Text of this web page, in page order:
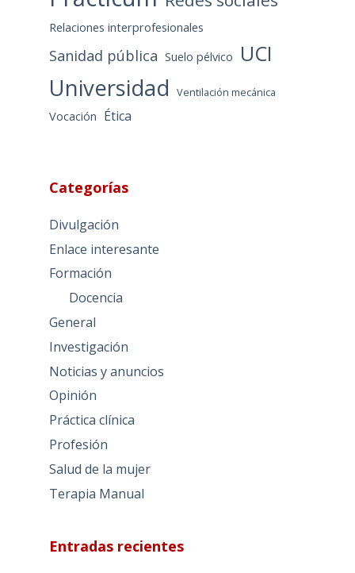
Relaciones interprofesionales
Sanidad pública Suelo pélvico UCI
Universidad Ventilación mecánica
Vocación Ética
Categorías
Divulgación
Enlace interesante
Formación
Docencia
General
Investigación
Noticias y anuncios
Opinión
Práctica clínica
Profesión
Salud de la mujer
Terapia Manual
Entradas recientes